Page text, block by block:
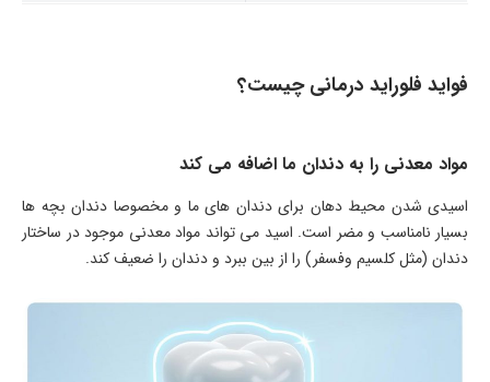
فواید فلوراید درمانی چیست؟
مواد معدنی را به دندان ما اضافه می کند
اسیدی شدن محیط دهان برای دندان های ما و مخصوصا دندان بچه ها
بسیار نامناسب و مضر است. اسید می تواند مواد معدنی موجود در ساختار
دندان (مثل کلسیم وفسفر) را از بین ببرد و دندان را ضعیف کند.